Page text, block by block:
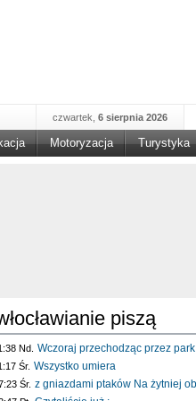
czwartek, 6 sierpnia 2026
Motoryzacja Turystyka
piszą
Nd. Wczoraj przechodząc przez
Śr. Wszystko umiera
Śr. z gniazdami ptaków Na żytniej